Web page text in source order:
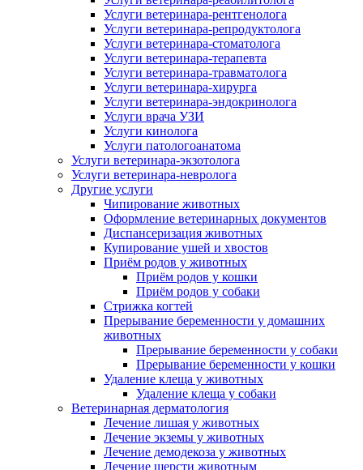
Услуги ветеринара-рентгенолога
Услуги ветеринара-репродуктолога
Услуги ветеринара-стоматолога
Услуги ветеринара-терапевта
Услуги ветеринара-травматолога
Услуги ветеринара-хирурга
Услуги ветеринара-эндокринолога
Услуги врача УЗИ
Услуги кинолога
Услуги патологоанатома
Услуги ветеринара-экзотолога
Услуги ветеринара-невролога
Другие услуги
Чипирование животных
Оформление ветеринарных документов
Диспансеризация животных
Купирование ушей и хвостов
Приём родов у животных
Приём родов у кошки
Приём родов у собаки
Стрижка когтей
Прерывание беременности у домашних
животных
Прерывание беременности у собаки
Прерывание беременности у кошки
Удаление клеща у животных
Удаление клеща у собаки
Ветеринарная дерматология
Лечение лишая у животных
Лечение экземы у животных
Лечение демодекоза у животных
Лечение шерсти животным